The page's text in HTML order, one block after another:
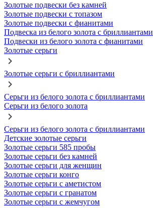
Золотые подвески без камней
Золотые подвески с топазом
Золотые подвески с фианитами
Подвеска из белого золота с бриллиантами
Подвески из белого золота с фианитами
Золотые серьги
Золотые серьги с бриллиантами
Серьги из белого золота с бриллиантами
Серьги из белого золота
Серьги из белого золота с бриллиантами
Детские золотые серьги
Золотые серьги 585 пробы
Золотые серьги без камней
Золотые серьги для женщин
Золотые серьги конго
Золотые серьги с аметистом
Золотые серьги с гранатом
Золотые серьги с жемчугом